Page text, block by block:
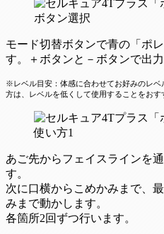
モード切替ボタンで青の「ポ
す。＋ボタンと－ボタンで出
※レベル目安：体感に合わせてお好みのレ
方は、レベルを低くして使用することをおす
あご先からフェイスラインを
す。
次に口横からこめかみまで、
みまで動かします。
各箇所2回ずつ行います。